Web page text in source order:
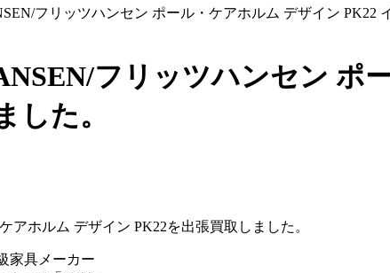
フリッツハンセン ポール・ケアホルム デザイン PK22
フリッツハンセン ポ
した。
ホルム デザイン PK22を出張買取しました。
家具メーカー